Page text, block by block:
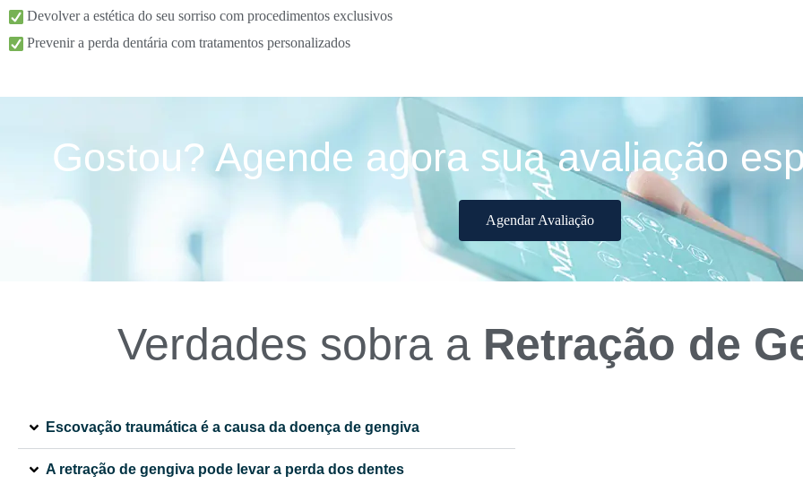
Devolver a estética do seu sorriso com procedimentos exclusivos
Prevenir a perda dentária com tratamentos personalizados
Gostou? Agende agora sua avaliação
Agendar Avaliação
Verdades sobra a Retração de
Escovação traumática é a causa da doença de gengiva
A retração de gengiva pode levar a perda dos dentes